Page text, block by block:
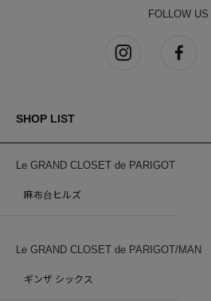
FOLLOW US
SHOP LIST
Le GRAND CLOSET de PARIGOT
麻布台ヒルズ
Le GRAND CLOSET de PARIGOT/MAN
ギンザ シックス